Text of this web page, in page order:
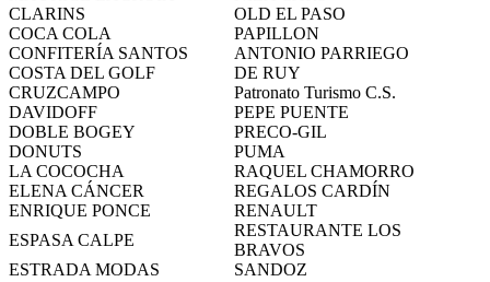
CLARINS
OLD EL PASO
COCA COLA
PAPILLON
CONFITERÍA SANTOS
ANTONIO PARRIEGO
COSTA DEL GOLF
DE RUY
CRUZCAMPO
Patronato Turismo C.S.
DAVIDOFF
PEPE PUENTE
DOBLE BOGEY
PRECO-GIL
DONUTS
PUMA
LA COCOCHA
RAQUEL CHAMORRO
ELENA CÁNCER
REGALOS CARDÍN
ENRIQUE PONCE
RENAULT
ESPASA CALPE
RESTAURANTE LOS
BRAVOS
ESTRADA MODAS
SANDOZ